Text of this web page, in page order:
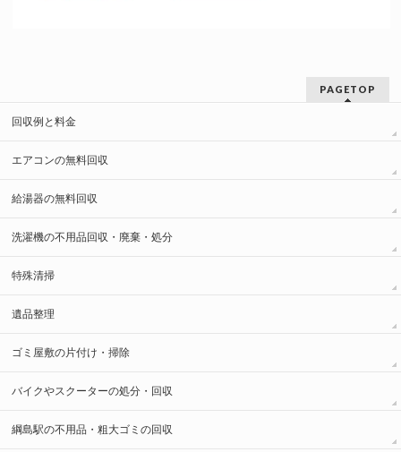
PAGETOP
回収例と料金
エアコンの無料回収
給湯器の無料回収
洗濯機の不用品回収・廃棄・処分
特殊清掃
遺品整理
ゴミ屋敷の片付け・掃除
バイクやスクーターの処分・回収
綱島駅の不用品・粗大ゴミの回収